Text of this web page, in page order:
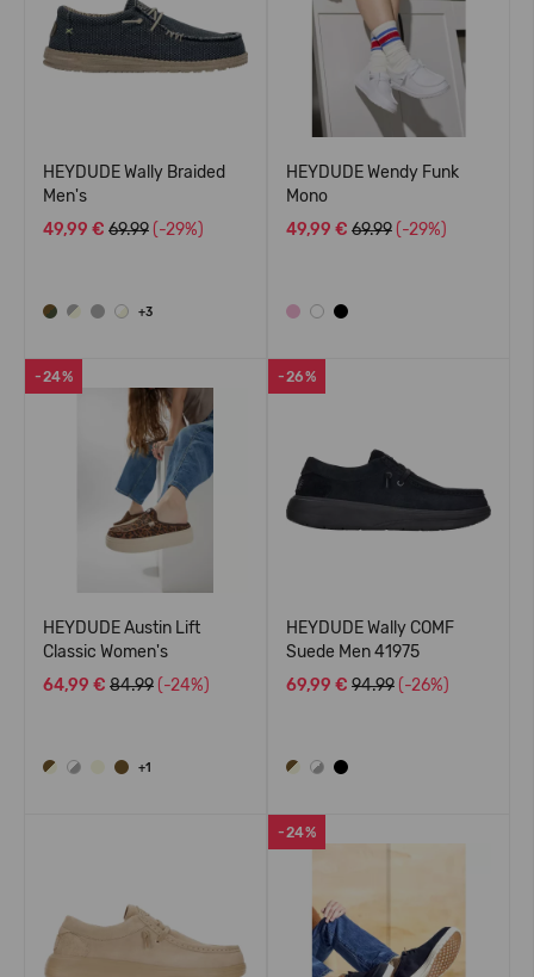
HEYDUDE Wally Braided
Men's
49,99 € 69.99 (-29%)
+3
HEYDUDE Wendy Funk
Mono
49,99 € 69.99 (-29%)
-24%
HEYDUDE Austin Lift
Classic Women's
64,99 € 84.99 (-24%)
+1
-26%
HEYDUDE Wally COMF
Suede Men 41975
69,99 € 94.99 (-26%)
-24%